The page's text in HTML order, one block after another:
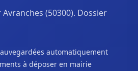
(50300). Dossier
automatiquement
à déposer en mairie